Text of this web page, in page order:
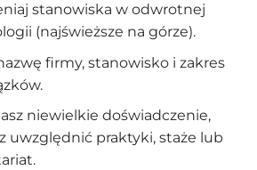
stanowiska w odwrotnej
(najświeższe na górze).
firmy, stanowisko i zakres
niewielkie doświadczenie,
uwzględnić praktyki, staże lub